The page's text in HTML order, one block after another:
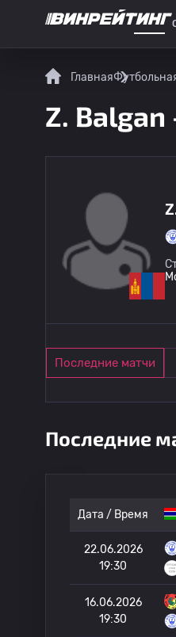
Главная
Z. Balgan
Последние матчи
Последние
Дата / Время
22.06.2026
19:30
16.06.2026
19:30